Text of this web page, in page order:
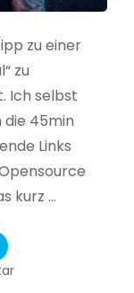
zu einer
zu
Ich selbst
die 45min
Links
kurz …
zu